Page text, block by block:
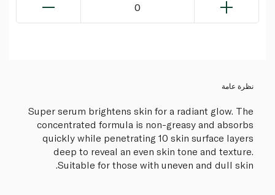
0
نظرة عامة
Super serum brightens skin for a radiant glow. The
concentrated formula is non-greasy and absorbs
quickly while penetrating 10 skin surface layers
deep to reveal an even skin tone and texture.
Suitable for those with uneven and dull skin.